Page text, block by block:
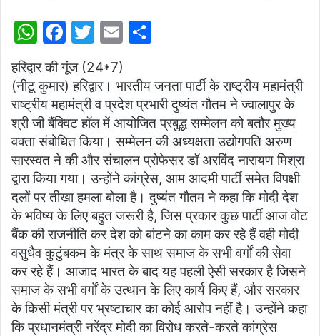
W
at
s
A
p
p
F
a
c
e
b
o
o
k
T
itt
er
E
ai
l
ar
e
हरिद्वार की गूंज (24*7)
(नीटू कुमार) हरिद्वार। भारतीय जनता पार्टी के राष्ट्रीय महामंत्री
राष्ट्रीय महामंत्री व प्रदेश प्रभारी दुष्यंत गौतम ने ज्वालापुर के
श्री जी बैंक्विट हॉल में आयोजित प्रबुद्ध सम्मेलन को बतौर मुख्य
वक्ता संबोधित किया। सम्मेलन की अध्यक्षता उद्योगपति अरुण
सारस्वत ने की और संचालन प्रोफेसर डॉ अरविंद नारायण मिश्रा
द्वारा किया गया। उन्होंने कांग्रेस, आम आदमी पार्टी समेत विपक्षी
दलों पर तीखा हमला बोला है। दुष्यंत गौतम ने कहा कि मोदी देश
के भविष्य के लिए बहुत जरूरी है, जिस प्रकार कुछ पार्टी आज वोट
बैंक की राजनीति कर देश को बांटने का काम कर रहे हैं वही मोदी
वसुधैव कुटुंबकम के मंत्र के साथ समाज के सभी वर्गों की सेवा
कर रहे हैं। आजाद भारत के बाद यह पहली ऐसी सरकार है जिसने
समाज के सभी वर्गों के उत्थान के लिए कार्य किए हैं, और सरकार
के किसी मंत्री पर भ्रष्टाचार का कोई आरोप नहीं है। उन्होंने कहा
कि प्रधानमंत्री नरेंद्र मोदी का विरोध करते-करते कांग्रेस